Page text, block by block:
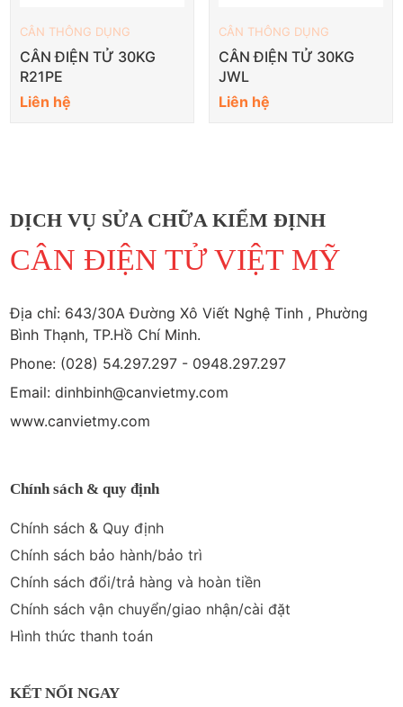
CÂN THÔNG DỤNG
CÂN ĐIỆN TỬ 30KG
R21PE
Liên hệ
CÂN THÔNG DỤNG
CÂN ĐIỆN TỬ 30KG
JWL
Liên hệ
DỊCH VỤ SỬA CHỮA KIỂM ĐỊNH
CÂN ĐIỆN TỬ VIỆT MỸ
Địa chỉ: 643/30A Đường Xô Viết Nghệ Tinh , Phường
Bình Thạnh, TP.Hồ Chí Minh.
Phone: (028) 54.297.297 - 0948.297.297
Email: dinhbinh@canvietmy.com
www.canvietmy.com
Chính sách & quy định
Chính sách & Quy định
Chính sách bảo hành/bảo trì
Chính sách đổi/trả hàng và hoàn tiền
Chính sách vận chuyển/giao nhận/cài đặt
Hình thức thanh toán
KẾT NỐI NGAY